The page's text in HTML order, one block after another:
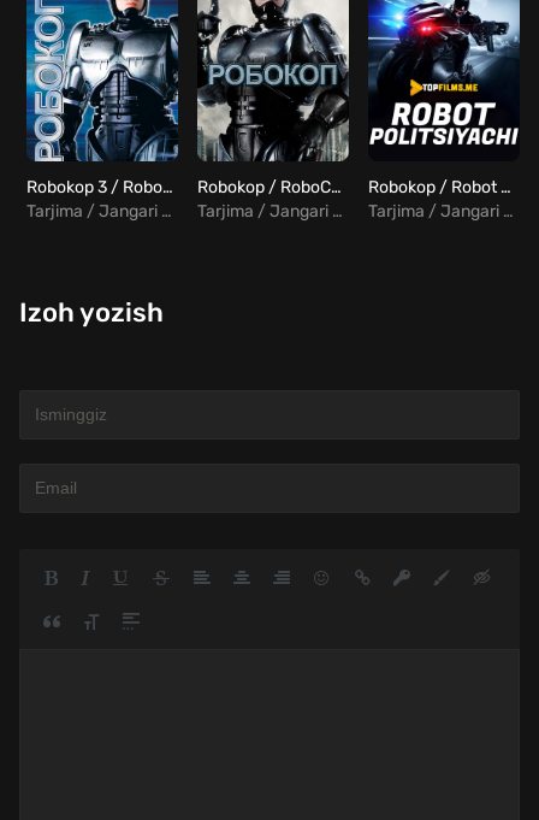
Robokop 3 / Robocop 3 Uzbek Tilida
Tarjima / Jangari / Fantastika
Robokop / RoboCop Uzbek Tilida
Tarjima / Jangari / Fantastika
Robokop / Robot politsiyachi Uzbek tilida
Tarjima / Jangari / Fantastika
Izoh yozish